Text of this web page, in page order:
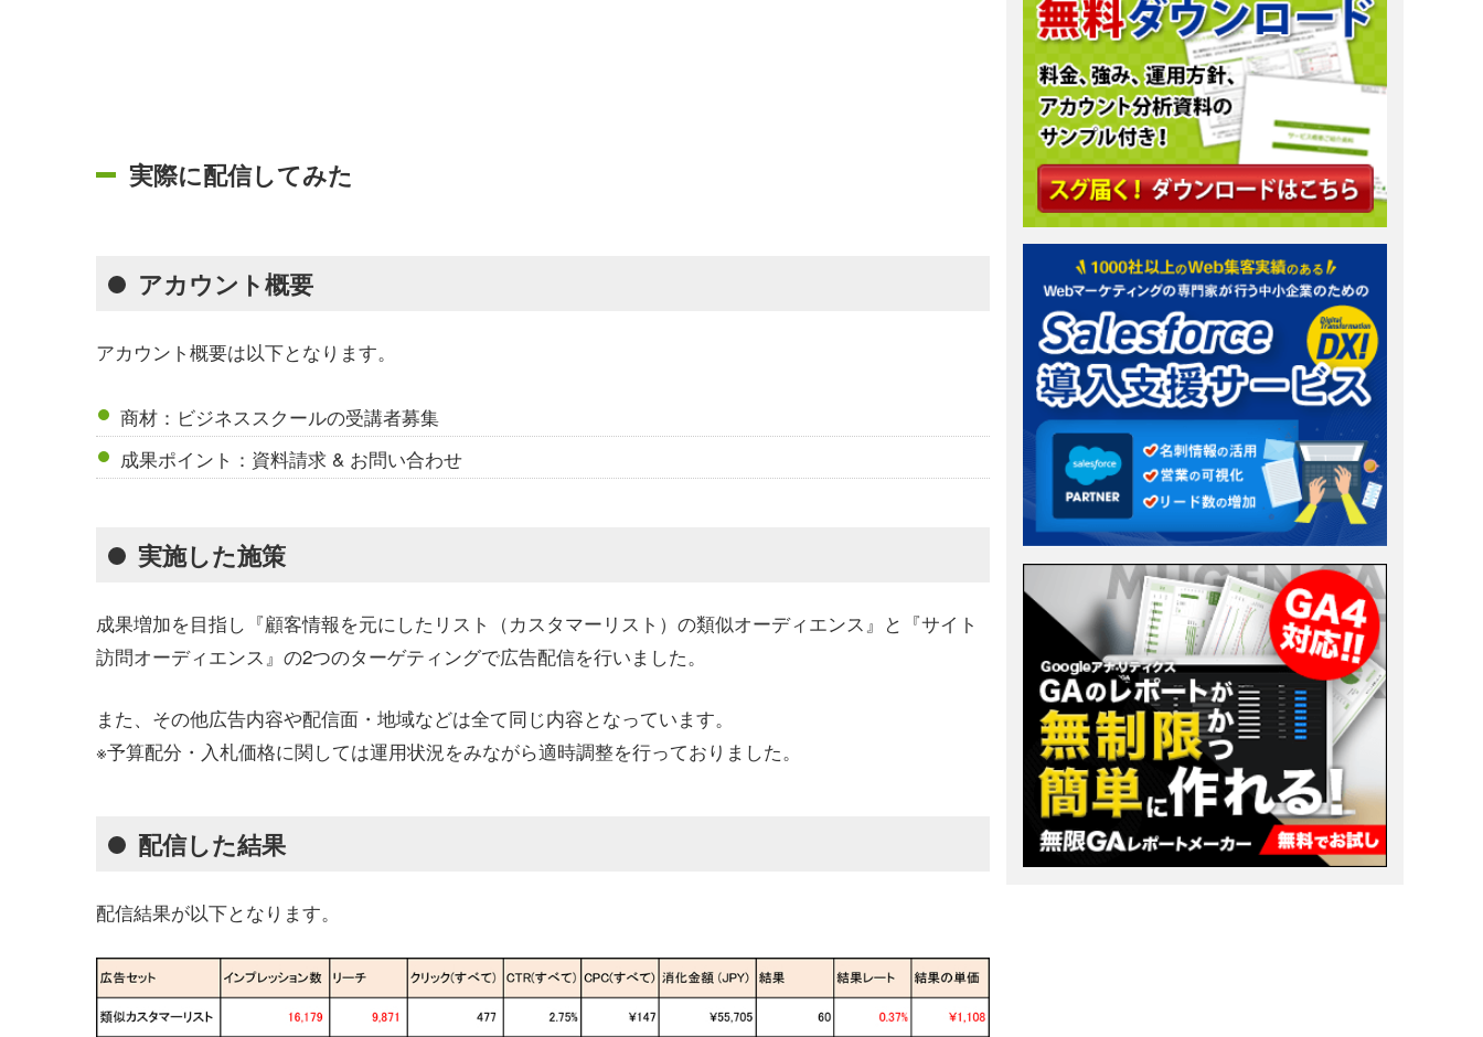
実際に配信してみた
アカウント概要
アカウント概要は以下となります。
商材：ビジネススクールの受講者募集
成果ポイント：資料請求 & お問い合わせ
実施した施策
成果増加を目指し『顧客情報を元にしたリスト（カスタマーリスト）の類似オーディエンス』と『サイト
訪問オーディエンス』の2つのターゲティングで広告配信を行いました。
また、その他広告内容や配信面・地域などは全て同じ内容となっています。
※予算配分・入札価格に関しては運用状況をみながら適時調整を行っておりました。
配信した結果
配信結果が以下となります。